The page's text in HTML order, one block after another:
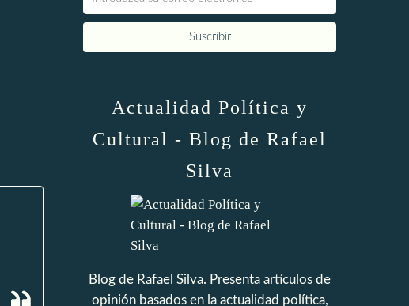
Actualidad Política y
Cultural - Blog de Rafael
Silva
Blog de Rafael Silva. Presenta artículos de
opinión basados en la actualidad política,